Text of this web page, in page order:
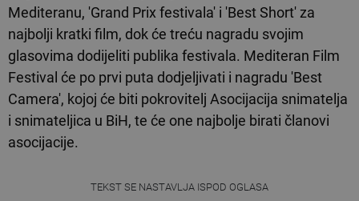
Mediteranu, 'Grand Prix festivala' i 'Best Short' za
najbolji kratki film, dok će treću nagradu svojim
glasovima dodijeliti publika festivala. Mediteran Film
Festival će po prvi puta dodjeljivati i nagradu 'Best
Camera', kojoj će biti pokrovitelj Asocijacija snimatelja
i snimateljica u BiH, te će one najbolje birati članovi
asocijacije.
TEKST SE NASTAVLJA ISPOD OGLASA